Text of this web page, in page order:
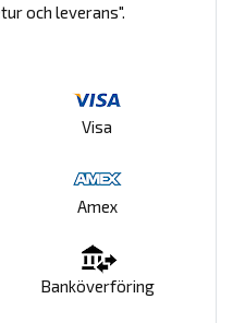
och leverans".
Visa
Amex
Banköverföring